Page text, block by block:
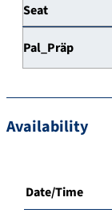
Seat
Pal_Präp
Availability
Date/Time